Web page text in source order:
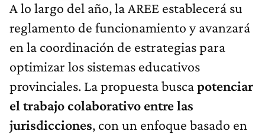
A lo largo del año, la AREE establecerá su
reglamento de funcionamiento y avanzará
en la coordinación de estrategias para
optimizar los sistemas educativos
provinciales. La propuesta buscapotenciar
el trabajo colaborativo entre las
jurisdicciones, con un enfoque basado en